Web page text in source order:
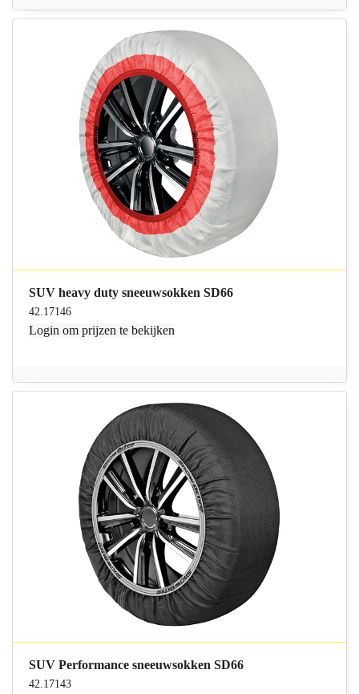
SUV heavy duty sneeuwsokken SD66
42.17146
Login om prijzen te bekijken
SUV Performance sneeuwsokken SD66
42.17143